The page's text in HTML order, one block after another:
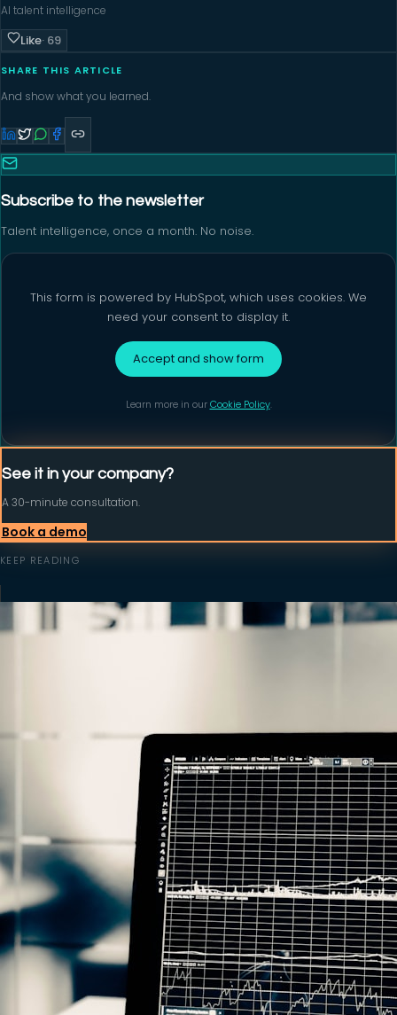
AI talent intelligence
Like· 69
SHARE THIS ARTICLE
And show what you learned.
Subscribe to the newsletter
Talent intelligence, once a month. No noise.
This form is powered by HubSpot, which uses cookies. We
need your consent to display it.
Accept and show form
Learn more in ourCookie Policy.
See it in your company?
A 30-minute consultation.
Book a demo
KEEP READING